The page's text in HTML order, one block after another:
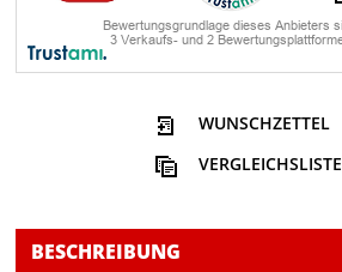
WUNSCHZETTEL
VERGLEICHSLISTE
BESCHREIBUNG